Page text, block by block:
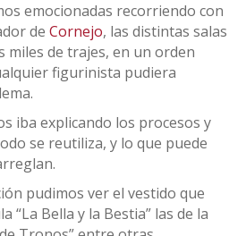
emocionadas recorriendo con
de Cornejo, las distintas salas
miles de trajes, en un orden
figurinista pudiera
iba explicando los procesos y
se reutiliza, y lo que puede
pudimos ver el vestido que
“La Bella y la Bestia” las de la